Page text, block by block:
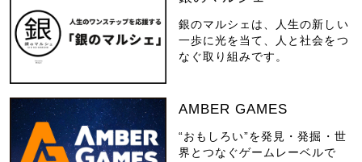
銀のマルシェは、人生の新しい
一歩に光を当て、人と社会をつ
なぐ取り組みです。
AMBER GAMES
“おもしろい”を発見・発掘・世
界とつなぐゲームレーベルで